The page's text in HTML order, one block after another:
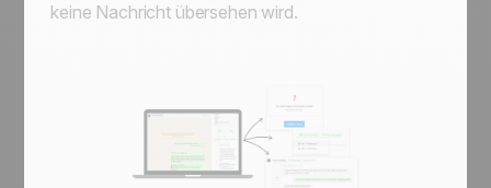
keine Nachricht übersehen wird.